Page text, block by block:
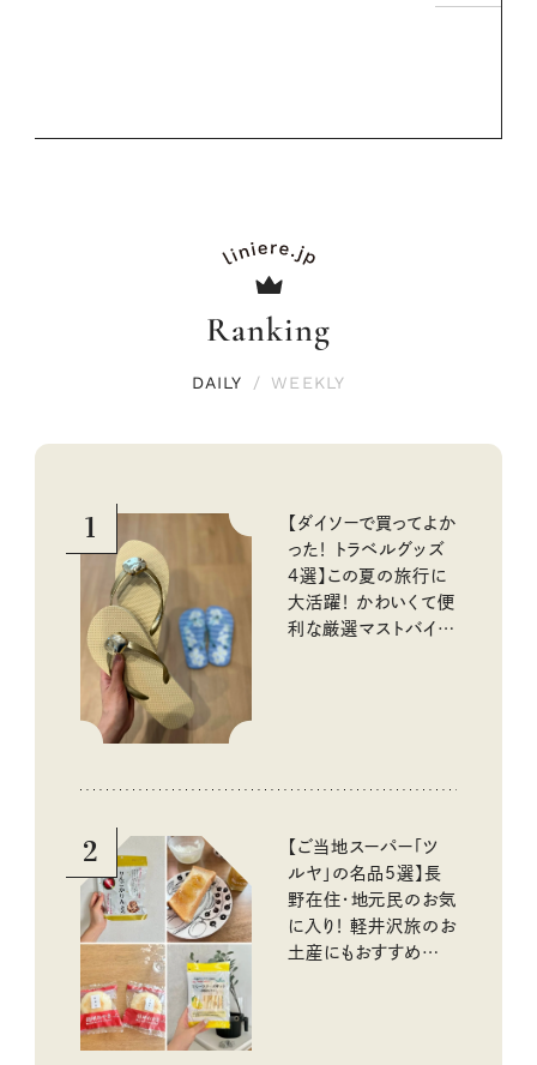
Ranking
DAILY / WEEKLY
1
【ダイソーで買ってよか
った！ トラベルグッズ
4選】この夏の旅行に
大活躍！ かわいくて便
利な厳選マストバイア
2
【ご当地スーパー「ツ
ルヤ」の名品5選】長
野在住・地元民のお気
に入り！ 軽井沢旅のお
土産にもおすすめのお